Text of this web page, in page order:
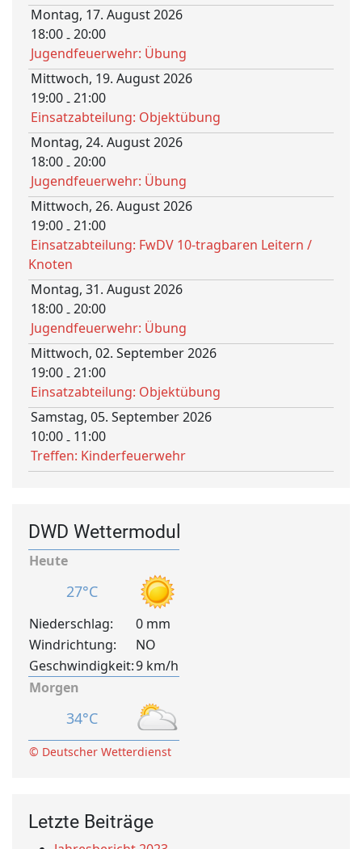
Montag, 17. August 2026
18:00-20:00
Jugendfeuerwehr: Übung
Mittwoch, 19. August 2026
19:00-21:00
Einsatzabteilung: Objektübung
Montag, 24. August 2026
18:00-20:00
Jugendfeuerwehr: Übung
Mittwoch, 26. August 2026
19:00-21:00
Einsatzabteilung: FwDV 10-tragbaren Leitern /
Knoten
Montag, 31. August 2026
18:00-20:00
Jugendfeuerwehr: Übung
Mittwoch, 02. September 2026
19:00-21:00
Einsatzabteilung: Objektübung
Samstag, 05. September 2026
10:00- 11:00
Treffen: Kinderfeuerwehr
DWD Wettermodul
Heute
27°C
Niederschlag:
0 mm
Windrichtung:
NO
Geschwindigkeit:9 km/h
Morgen
34°C
© Deutscher Wetterdienst
Letzte Beiträge